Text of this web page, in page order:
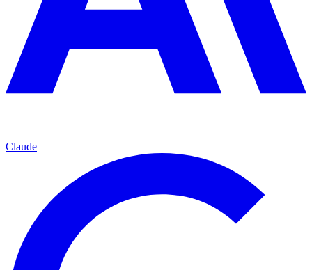
Claude